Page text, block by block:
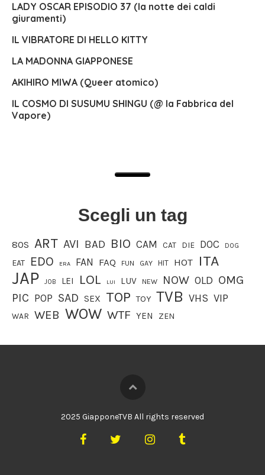
LADY OSCAR EPISODIO 37 (la notte dei caldi
giuramenti)
IL VIBRATORE DI HELLO KITTY
LA MADONNA GIAPPONESE
AKIHIRO MIWA (Queer atomico)
IL COSMO DI SUSUMU SHINGU (@ la Fabbrica del
Vapore)
Scegli un tag
80S ART AVI BAD BIO CAM CAT DIE DOC DOG
EAT EDO ERA FAN FAQ FUN GAY HIT HOT ITA
JAP JOB LEI LOL LUI LUV NEW NOW OLD OMG
PIC POP SAD SEX TOP TOY TVB VHS VIP
WAR WEB WOW WTF YEN ZEN
2025 GiapponeTVB All rights reserved